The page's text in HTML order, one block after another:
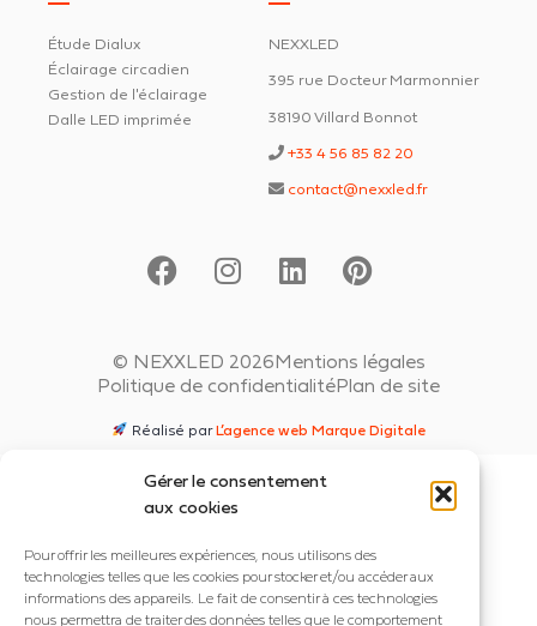
Gérer le consentement
aux cookies
Pour offrir les meilleures expériences, nous utilisons des
technologies telles que les cookies pour stocker et/ou accéder aux
informations des appareils. Le fait de consentir à ces technologies
nous permettra de traiter des données telles que le comportement
Étude Dialux
Éclairage circadien
Gestion de l'éclairage
Dalle LED imprimée
NEXXLED
395 rue Docteur Marmonnier
38190 Villard Bonnot
+33 4 56 85 82 20
contact@nexxled.fr
© NEXXLED 2026Mentions légales
Politique de confidentialitéPlan de site
Réalisé parL’agence web Marque Digitale